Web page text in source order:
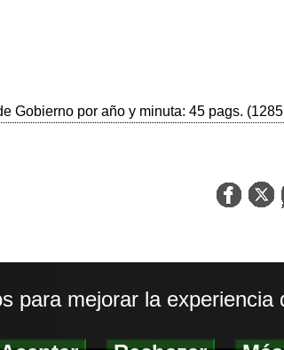
Gobierno por año y minuta: 45 pags.
para mejorar la